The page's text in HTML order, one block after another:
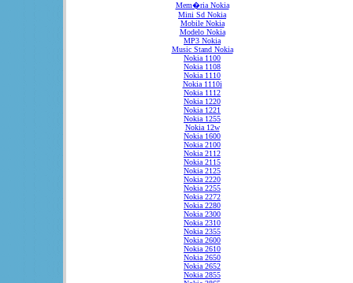
Mem�ria Nokia
Mini Sd Nokia
Mobile Nokia
Modelo Nokia
MP3 Nokia
Music Stand Nokia
Nokia 1100
Nokia 1108
Nokia 1110
Nokia 1110i
Nokia 1112
Nokia 1220
Nokia 1221
Nokia 1255
Nokia 12w
Nokia 1600
Nokia 2100
Nokia 2112
Nokia 2115
Nokia 2125
Nokia 2220
Nokia 2255
Nokia 2272
Nokia 2280
Nokia 2300
Nokia 2310
Nokia 2355
Nokia 2600
Nokia 2610
Nokia 2650
Nokia 2652
Nokia 2855